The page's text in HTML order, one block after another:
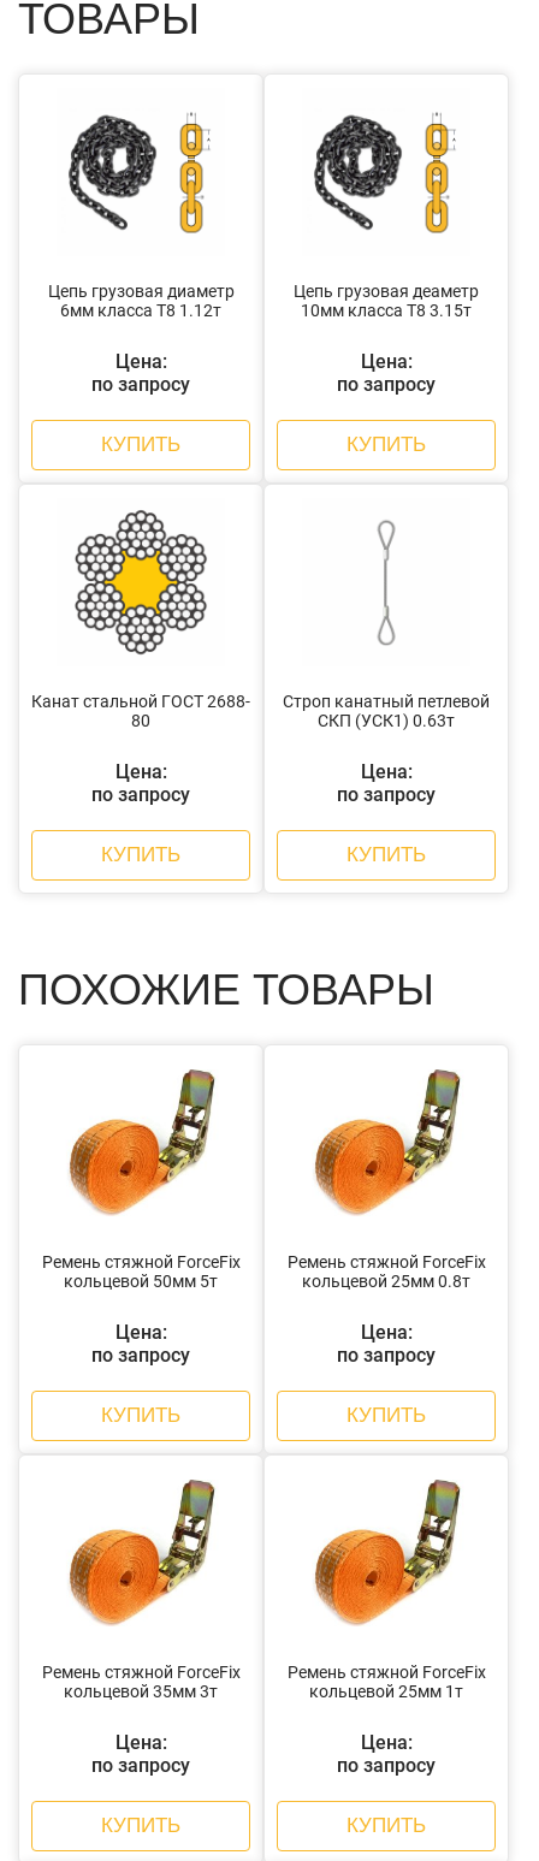
ТОВАРЫ
Цепь грузовая диаметр
6мм класса Т8 1.12т
Цена:
по запросу
КУПИТЬ
Цепь грузовая деаметр
10мм класса Т8 3.15т
Цена:
по запросу
КУПИТЬ
Канат стальной ГОСТ 2688-
80
Цена:
по запросу
КУПИТЬ
Строп канатный петлевой
СКП (УСК1) 0.63т
Цена:
по запросу
КУПИТЬ
ПОХОЖИЕ ТОВАРЫ
Ремень стяжной ForceFix
кольцевой 50мм 5т
Цена:
по запросу
КУПИТЬ
Ремень стяжной ForceFix
кольцевой 25мм 0.8т
Цена:
по запросу
КУПИТЬ
Ремень стяжной ForceFix
кольцевой 35мм 3т
Цена:
по запросу
КУПИТЬ
Ремень стяжной ForceFix
кольцевой 25мм 1т
Цена:
по запросу
КУПИТЬ